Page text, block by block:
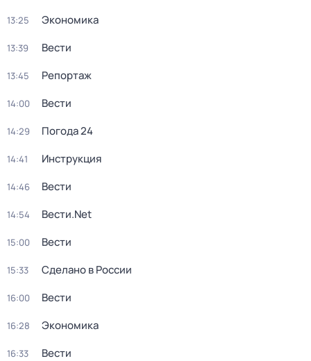
13:25 Экономика
13:39 Вести
13:45 Репортаж
14:00 Вести
14:29 Погода 24
14:41 Инструкция
14:46 Вести
14:54 Вести.Net
15:00 Вести
15:33 Сделано в России
16:00 Вести
16:28 Экономика
16:33 Вести